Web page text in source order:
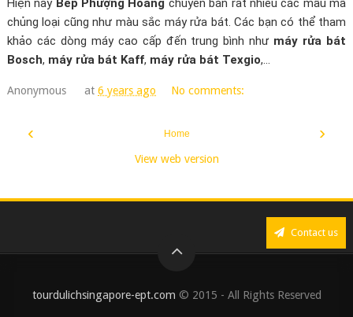
Hiện nay Bếp Phượng Hoàng chuyên bán rất nhiều các mẫu mã
chủng loại cũng như màu sắc máy rửa bát. Các bạn có thể tham
khảo các dòng máy cao cấp đến trung bình như máy rửa bát
Bosch, máy rửa bát Kaff, máy rửa bát Texgio,...
Anonymous at6 years ago No comments:
‹ ›
Home
View web version
Contact us
tourdulichsingapore-ept.com © 2015 - All Rights Reserved